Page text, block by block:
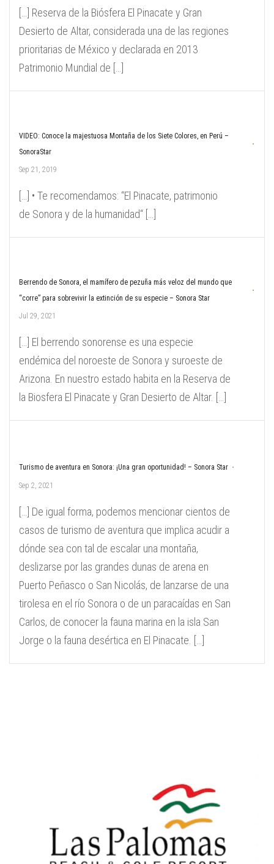
[…] Reserva de la Biósfera El Pinacate y Gran
Desierto de Altar, considerada una de las regiones
prioritarias de México y declarada en 2013
Patrimonio Mundial de […]
VIDEO: Conoce la majestuosa Montaña de los Siete Colores, en Perú –
SonoraStar
Sep 21, 2019
[…] • Te recomendamos: “El Pinacate, patrimonio
de Sonora y de la humanidad“ […]
Berrendo de Sonora, el mamífero de pezuña más veloz del mundo que
“corre” para sobrevivir la extinción de su especie – Sonora Star
Jul 29, 2021
[…] El berrendo sonorense es una especie
endémica del noroeste de Sonora y suroeste de
Arizona. En nuestro estado habita en la Reserva de
la Biosfera El Pinacate y Gran Desierto de Altar. […]
Turismo de aventura en Sonora: ¡Una gran oportunidad! – Sonora Star
Sep 2, 2021
[…] De igual forma, podemos mencionar cientos de
casos de turismo de aventura que implica acudir a
dónde sea con tal de escalar una montaña,
deslizarse por las grandes dunas de arena en
Puerto Peñasco o San Nicolás, de lanzarse de una
tirolesa en el río Sonora o de un paracaídas en San
Carlos, de conocer la fauna marina en la isla San
Jorge o la fauna desértica en El Pinacate. […]